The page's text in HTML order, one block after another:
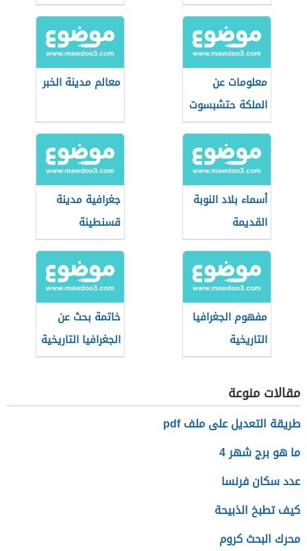
معلومات عن
الملكة حتشبسوت
معالم مدينة الخبر
أسماء بلاد النوبة
القديمة
جغرافية مدينة
قسنطينة
مفهوم الجغرافيا
التاريخية
خاتمة بحث عن
الجغرافيا التاريخية
مقالات منوعة
طريقة التعديل على ملف pdf
ما هو برج شهر 4
عدد سكان فرنسا
كيف تطبخ الذبيحة
محرك البحث كروم